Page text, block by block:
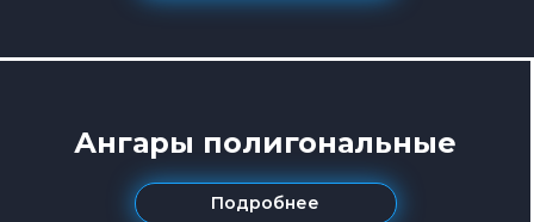
Ангары полигональные
Подробнее